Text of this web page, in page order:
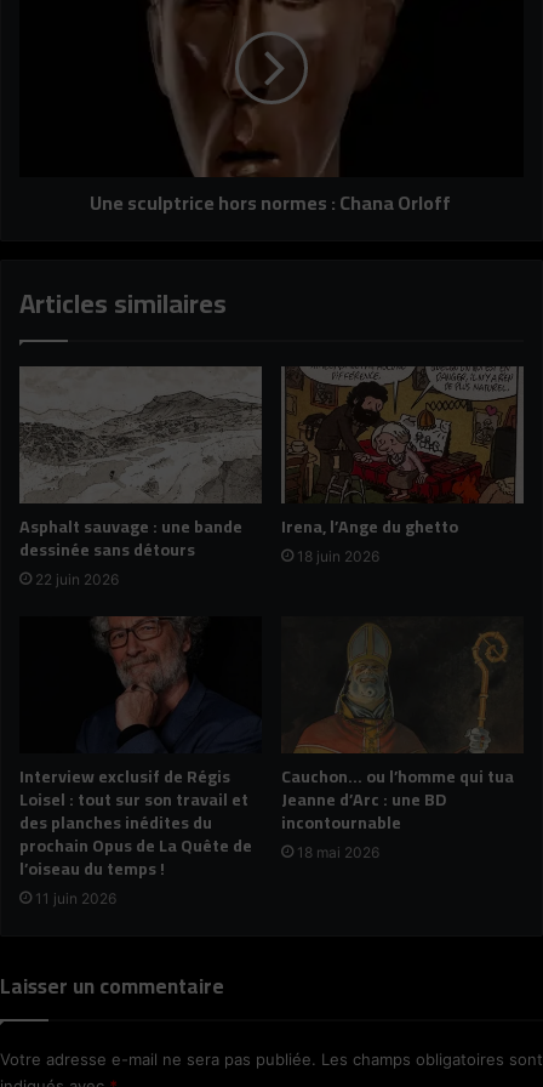
Une sculptrice hors normes : Chana Orloff
Articles similaires
Asphalt sauvage : une bande
dessinée sans détours
22 juin 2026
Irena, l’Ange du ghetto
18 juin 2026
Interview exclusif de Régis
Loisel : tout sur son travail et
des planches inédites du
prochain Opus de La Quête de
l’oiseau du temps !
11 juin 2026
Cauchon… ou l’homme qui tua
Jeanne d’Arc : une BD
incontournable
18 mai 2026
Laisser un commentaire
Votre adresse e-mail ne sera pas publiée. Les champs obligatoires sont